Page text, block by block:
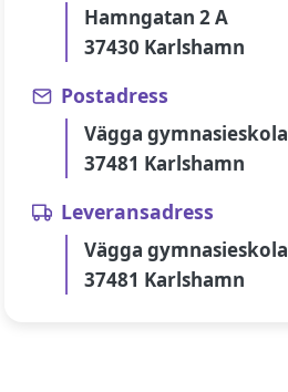
Hamngatan 2 A
37430 Karlshamn
Postadress
Vägga gymnasieskola
37481 Karlshamn
Leveransadress
Vägga gymnasieskola
37481 Karlshamn